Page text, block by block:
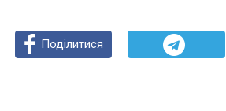
Поділитися
Поділитися